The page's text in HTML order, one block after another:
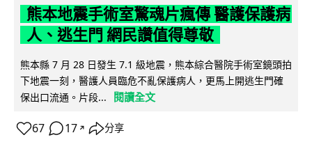
熊本地震手術室驚魂片瘋傳 醫護保護病
人、逃生門 網民讚值得尊敬
熊本縣 7 月 28 日發生 7.1 級地震，熊本綜合醫院手術室鏡頭拍
下地震一刻，醫護人員臨危不亂保護病人，更馬上開逃生門確
保出口流通。片段...
閱讀全文
67 17 ↗ 分享